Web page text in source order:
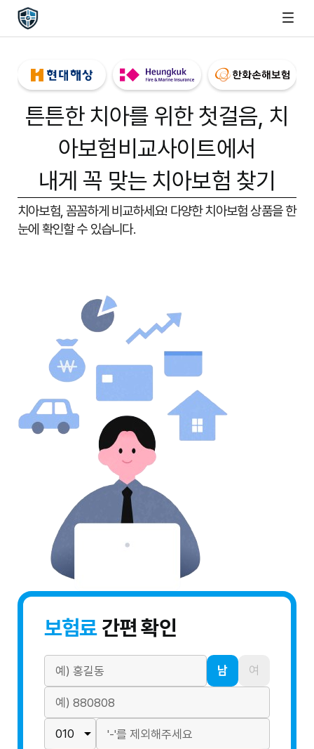
튼튼한 치아를 위한 첫걸음, 치
아보험비교사이트에서
내게 꼭 맞는 치아보험 찾기
치아보험, 꼼꼼하게 비교하세요! 다양한 치아보험 상품을 한
눈에 확인할 수 있습니다.
보험료간편 확인
남 여